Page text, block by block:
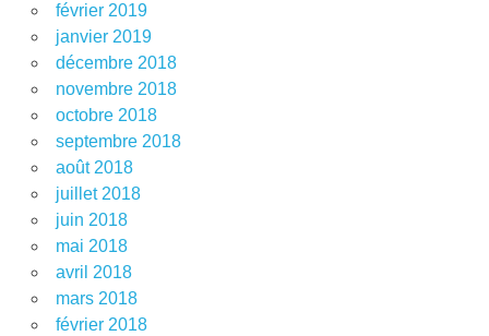
février 2019
janvier 2019
décembre 2018
novembre 2018
octobre 2018
septembre 2018
août 2018
juillet 2018
juin 2018
mai 2018
avril 2018
mars 2018
février 2018